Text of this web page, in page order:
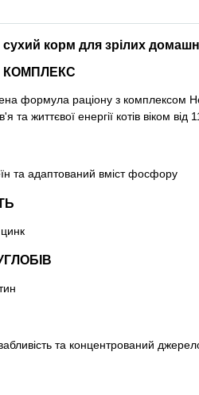
корм для зрілих
КОМПЛЕКС
формула раціону з комплексом
та життєвої енергії котів віком від
та адаптований вміст фосфору
та концентрований